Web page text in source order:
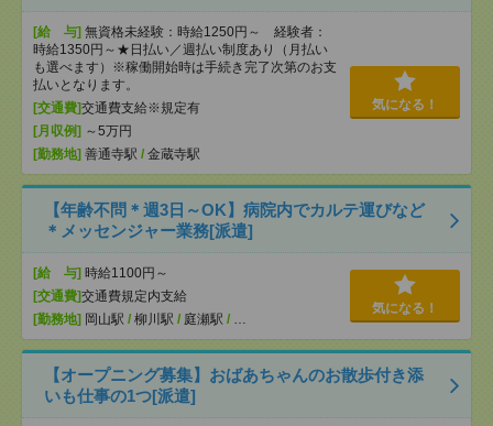
[給 与] 無資格未経験：時給1250円～ 経験者：
時給1350円～★日払い／週払い制度あり（月払い
も選べます）※稼働開始時は手続き完了次第のお支
払いとなります。
[交通費]交通費支給※規定有
[月収例] ～5万円
[勤務地] 善通寺駅 / 金蔵寺駅
気になる！
【年齢不問＊週3日～OK】病院内でカルテ運びなど
＊メッセンジャー業務[派遣]
[給 与] 時給1100円～
[交通費]交通費規定内支給
[勤務地] 岡山駅 / 柳川駅 / 庭瀬駅 / …
気になる！
【オープニング募集】おばあちゃんのお散歩付き添
いも仕事の1つ[派遣]